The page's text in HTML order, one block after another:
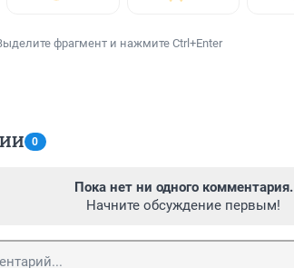
фрагмент и нажмите Ctrl+Enter
0
Пока нет ни одного комментария.
Начните обсуждение первым!